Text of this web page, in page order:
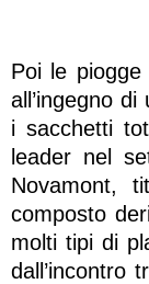
Poi le
all’ingegno
i sacchetti
leader nel
Novamont,
composto
molti tipi di
dall’incontro